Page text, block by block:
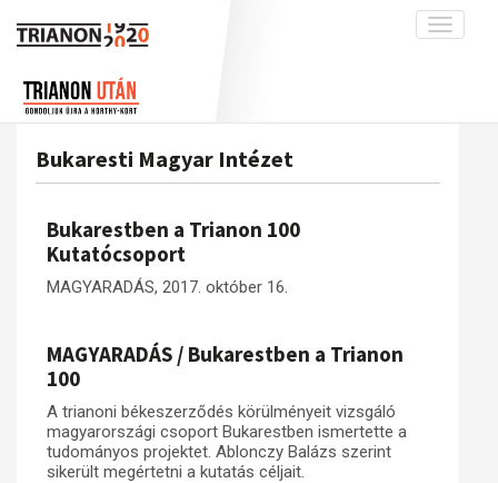
Toggle
interpretációk
A békerendszer megszilárdulása
Munkatársaink
Blog
Galéria
Adatbázis
Menekültek
Publikációk
Trianon-kommentár
Dokumentumok
Bukaresti Magyar Intézet
Bukarestben a Trianon 100
Kutatócsoport
MAGYARADÁS, 2017. október 16.
MAGYARADÁS / Bukarestben a Trianon
100
A trianoni békeszerződés körülményeit vizsgáló
magyarországi csoport Bukarestben ismertette a
tudományos projektet. Ablonczy Balázs szerint
sikerült megértetni a kutatás céljait.